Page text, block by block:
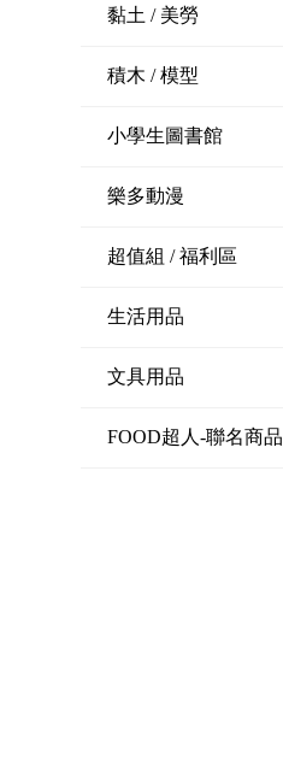
黏土 / 美勞
積木 / 模型
小學生圖書館
樂多動漫
超值組 / 福利區
生活用品
文具用品
FOOD超人-聯名商品